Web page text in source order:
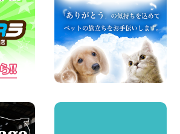
トラ 車種多数!!関東圏必見♪ 東京都
根岸店
100円レンタカー 町田根岸
2026年08月06日
崩してませんか?? 兵庫県 加古川店
100円レンタカー 加古川
2026年08月06日
エースワゴンGL!!クルーズコントロ
が付いている〜!! 福島県 福島笹木野